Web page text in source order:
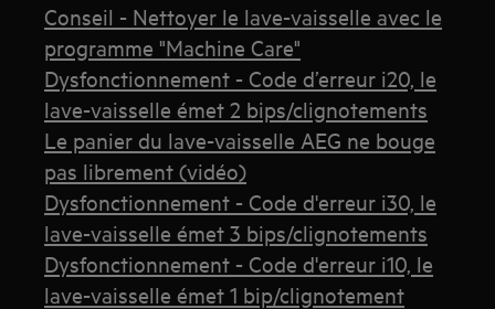
Conseil - Nettoyer le lave-vaisselle avec le
programme "Machine Care"
Dysfonctionnement - Code d’erreur i20, le
lave-vaisselle émet 2 bips/clignotements
Le panier du lave-vaisselle AEG ne bouge
pas librement (vidéo)
Dysfonctionnement - Code d'erreur i30, le
lave-vaisselle émet 3 bips/clignotements
Dysfonctionnement - Code d'erreur i10, le
lave-vaisselle émet 1 bip/clignotement